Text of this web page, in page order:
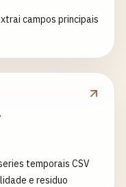
campos principais
temporais CSV
e residuo